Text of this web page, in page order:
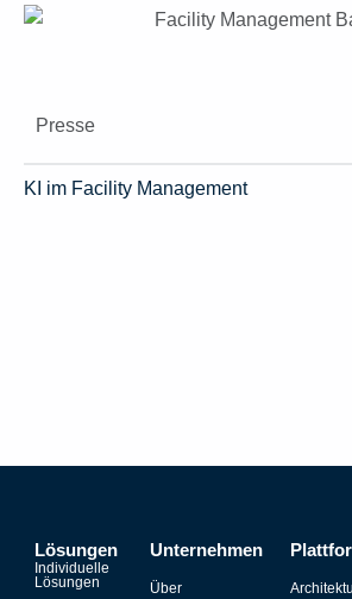
Presse
KI im Facility Management
Lösungen
Individuelle
Lösungen
Unternehmen
Über